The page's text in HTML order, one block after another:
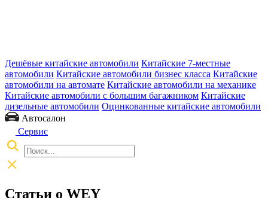
Дешёвые китайские автомобили Китайские 7-местные
автомобили Китайские автомобили бизнес класса Китайские
автомобили на автомате Китайские автомобили на механике
Китайские автомобили с большим багажником Китайские
дизельные автомобили Оцинкованные китайские автомобили
Автосалон
Сервис
Статьи о WEY